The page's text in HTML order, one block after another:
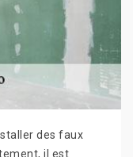
des faux
il est